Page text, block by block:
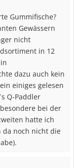
Gummifische?
Gewässern
nicht
in 12
dazu auch kein
einiges gelesen
Q-Paddler
bei der
hatte ich
da noch nicht die